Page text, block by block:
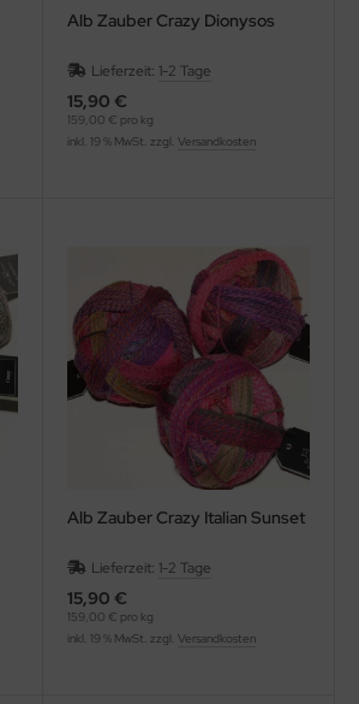
Alb Zauber Crazy Dionysos
Lieferzeit: 1-2 Tage
15,90 €
159,00 € pro kg
inkl. 19 % MwSt. zzgl. Versandkosten
Alb Zauber Crazy Italian Sunset
Lieferzeit: 1-2 Tage
15,90 €
159,00 € pro kg
inkl. 19 % MwSt. zzgl. Versandkosten